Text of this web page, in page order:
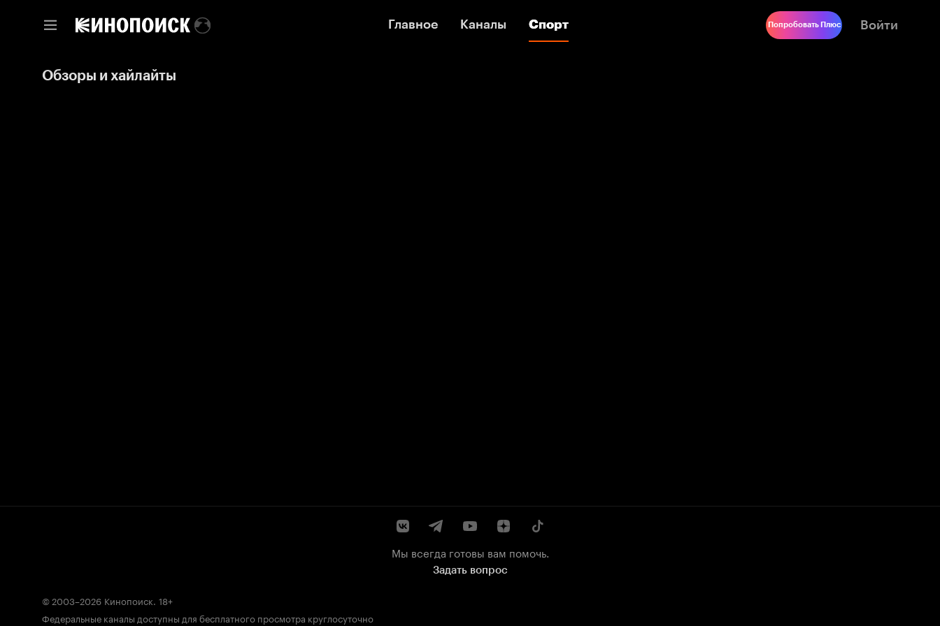
Главное Каналы Спорт
Главное Каналы Спорт Попробовать Плюс Войти
Обзоры и хайлайты
Мы всегда готовы вам помочь.
Задать вопрос
© 2003–2026 Кинопоиск. 18+
Федеральные каналы доступны для бесплатного просмотра круглосуточно